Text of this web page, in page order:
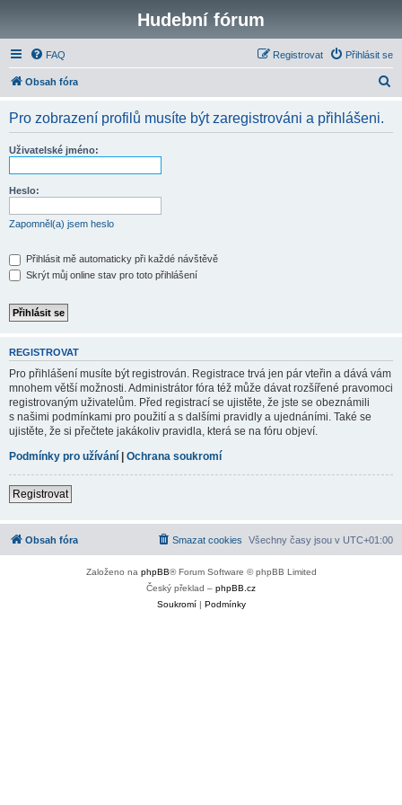
Hudební fórum
FAQ Přihlásit se
Registrovat
Obsah fóra
Pro zobrazení profilů musíte být zaregistrováni a přihlášeni.
Uživatelské jméno:
Heslo:
Zapomněl(a) jsem heslo
Přihlásit mě automaticky při každé návštěvě
Skrýt můj online stav pro toto přihlášení
REGISTROVAT
Pro přihlášení musíte být registrován. Registrace trvá jen pár vteřin a dává vám
mnohem větší možnosti. Administrátor fóra též může dávat rozšířené pravomoci
registrovaným uživatelům. Před registrací se ujistěte, že jste se obeznámili
s našimi podmínkami pro použití a s dalšími pravidly a ujednáními. Také se
ujistěte, že si přečtete jakákoliv pravidla, která se na fóru objeví.
Podmínky pro užívání | Ochrana soukromí
Registrovat
Obsah fóra Všechny časy jsou v UTC+01:00
Smazat cookies
Založeno na phpBB® Forum Software © phpBB Limited
Český překlad – phpBB.cz
Soukromí| Podmínky